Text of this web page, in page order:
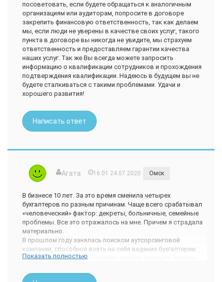
посоветовать, если будете обращаться к аналогичным
организациям или аудиторам, попросите в договоре
закрепить финансовую ответственность, так как делаем
мы, если люди не уверены в качестве своих услуг, такого
пункта в договоре вы никогда не увидите, мы страхуем
ответственность и предоставляем гарантии качества
наших услуг. Так же Вы всегда можете запросить
информацию о квалификации сотрудников и прохождения
подтверждения квалификации. Надеюсь в будущем вы не
будете сталкиваться с такими проблемами. Удачи и
хорошего развития!
Написать ответ
Агата 16:01 24.07.2020 Омск
В бизнесе 10 лет. За это время сменила четырех
бухгалтеров по разным причинам. Чаще всего срабатывал
«человеческий» фактор: декреты, больничные, семейные
проблемы. Все это отражалось на мне. Причем я страдала
материально.
В прошлом году занялась поиском аутсорсинговой
компании, способной взять на себя ведение бухгалтерии:
начислять зарплату, отчислять налоги, готовить отчеты,
пришла к заключению, что меня полностью устраивает
Показать полностью